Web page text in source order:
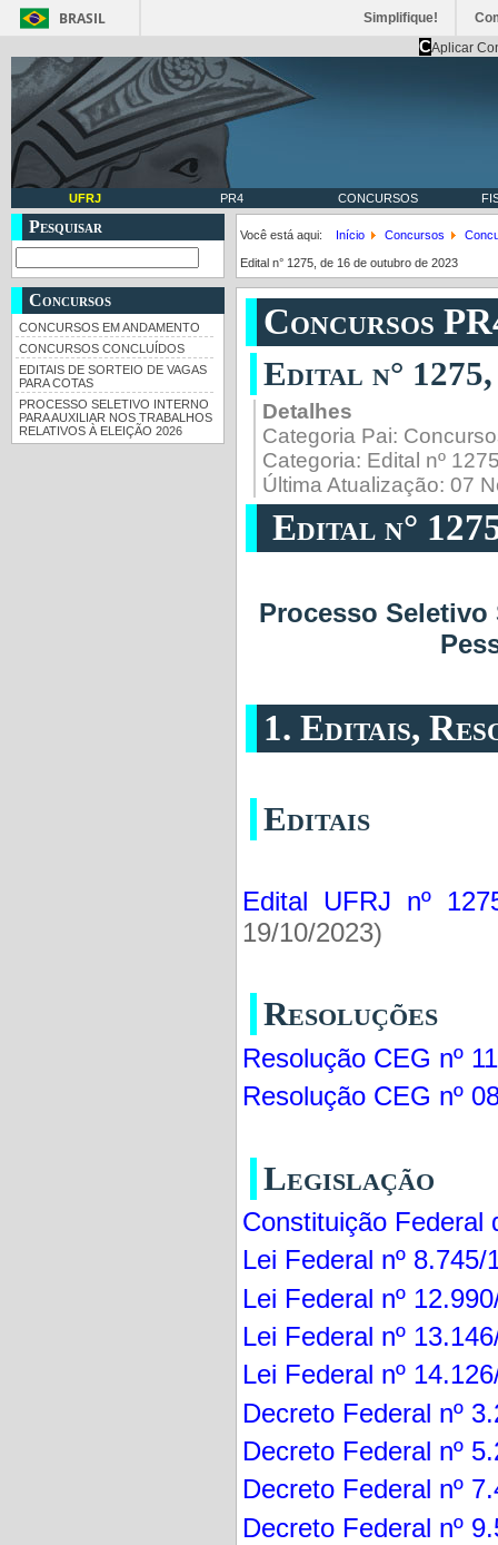
BRASIL Simplifique!
CAplicar
UFRJ PR4 CONCURSOS
Pesquisar
Concursos
CONCURSOS EM ANDAMENTO
CONCURSOS CONCLUÍDOS
EDITAIS DE SORTEIO DE VAGAS
PARA COTAS
PROCESSO SELETIVO INTERNO
PARA AUXILIAR NOS TRABALHOS
RELATIVOS À ELEIÇÃO 2026
Você está aqui: Início Concursos
Edital n° 1275, de 16 de outubro de 2023
Concursos
Edital n°
Detalhes
Categoria Pai:
Categoria: Edital nº
Última Atualização: 07
Edital n°
Processo Seletivo
1. Editais,
Editais
Edital UFRJ nº
19/10/2023)
Resoluções
Resolução CEG nº
Resolução CEG nº
Legislação
Constituição Federal
Lei Federal nº 8.745/
Lei Federal nº
Lei Federal nº
Lei Federal nº
Decreto Federal nº
Decreto Federal nº
Decreto Federal nº
Decreto Federal nº